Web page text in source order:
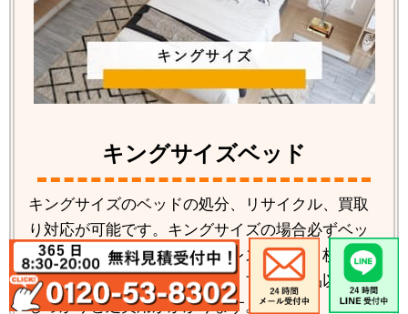
キングサイズベッド
キングサイズのベッドの処分、リサイクル、買取
り対応が可能です。キングサイズの場合必ずベッ
ドの解体が必要です。マットレスも分割２枚タイ
プが多い為料金もかかります。ブランド品以外は
しっかりと処費用がかかります。